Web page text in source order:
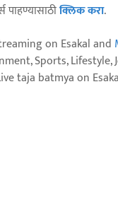
पाहण्यासाठीक्लिक करा.
on Esakal and
Sports, Lifestyle,
Live taja batmya on